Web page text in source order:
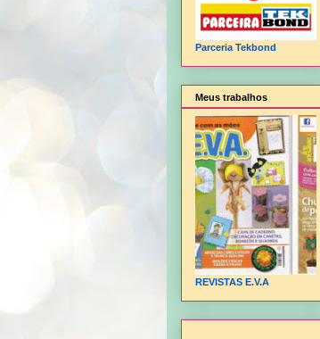
Parceria Tekbond
Meus trabalhos
REVISTAS E.V.A